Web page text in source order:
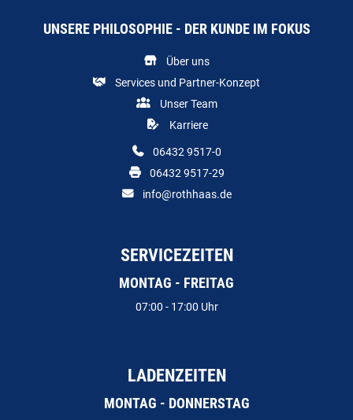
UNSERE PHILOSOPHIE - DER KUNDE IM FOKUS
Über uns
Services und Partner-Konzept
Unser Team
Karriere
06432 9517-0
06432 9517-29
info@rothhaas.de
SERVICEZEITEN
MONTAG - FREITAG
07:00 - 17:00 Uhr
LADENZEITEN
MONTAG - DONNERSTAG